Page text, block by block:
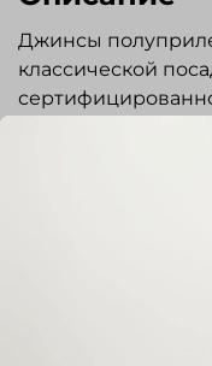
Джинсы
классической
растяжимый
сохраняет форму.
застегивается на
и два накладных
карманы
Логотип
Прекрасно
а так же с